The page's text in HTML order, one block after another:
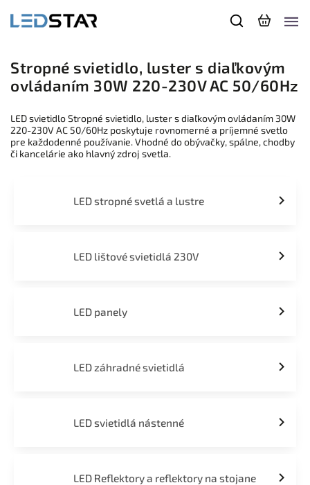
Stropné svietidlo, luster s diaľkovým
ovládaním 30W 220-230V AC 50/60Hz
LED svietidlo Stropné svietidlo, luster s diaľkovým ovládaním 30W
220-230V AC 50/60Hz poskytuje rovnomerné a príjemné svetlo
pre každodenné používanie. Vhodné do obývačky, spálne, chodby
či kancelárie ako hlavný zdroj svetla.
LED stropné svetlá a lustre
LED lištové svietidlá 230V
LED panely
LED záhradné svietidlá
LED svietidlá nástenné
LED Reflektory a reflektory na stojane